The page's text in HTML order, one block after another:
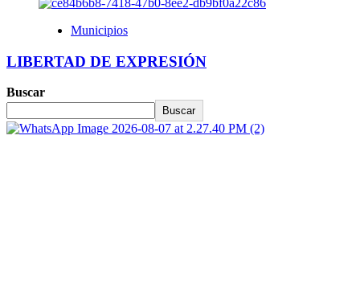
Municipios
LIBERTAD DE EXPRESIÓN
Buscar
Buscar